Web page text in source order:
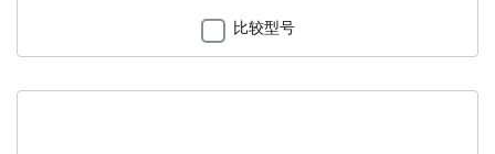
比较型号